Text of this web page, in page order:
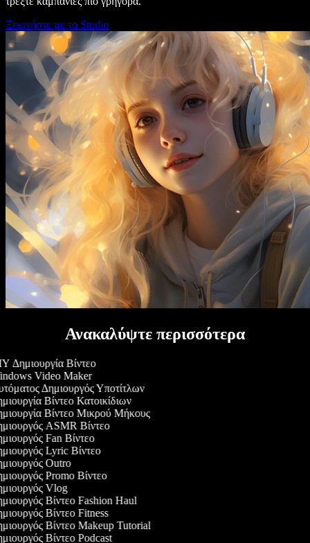
Ξεκινήστε με το Studio
Ανακαλύψτε περισσότερα
Δημιουργία Βίντεο
Video Maker
Δημιουργός Υποτίτλων
Βίντεο Κατοικίδιων
Βίντεο Μικρού Μήκους
ASMR Βίντεο
Fan Βίντεο
Lyric Βίντεο
Outro
Promo Βίντεο
Vlog
Βίντεο Fashion Haul
Βίντεο Fitness
Βίντεο Makeup Tutorial
Βίντεο Podcast